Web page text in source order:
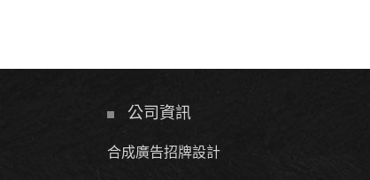
公司資訊
合成廣告招牌設計